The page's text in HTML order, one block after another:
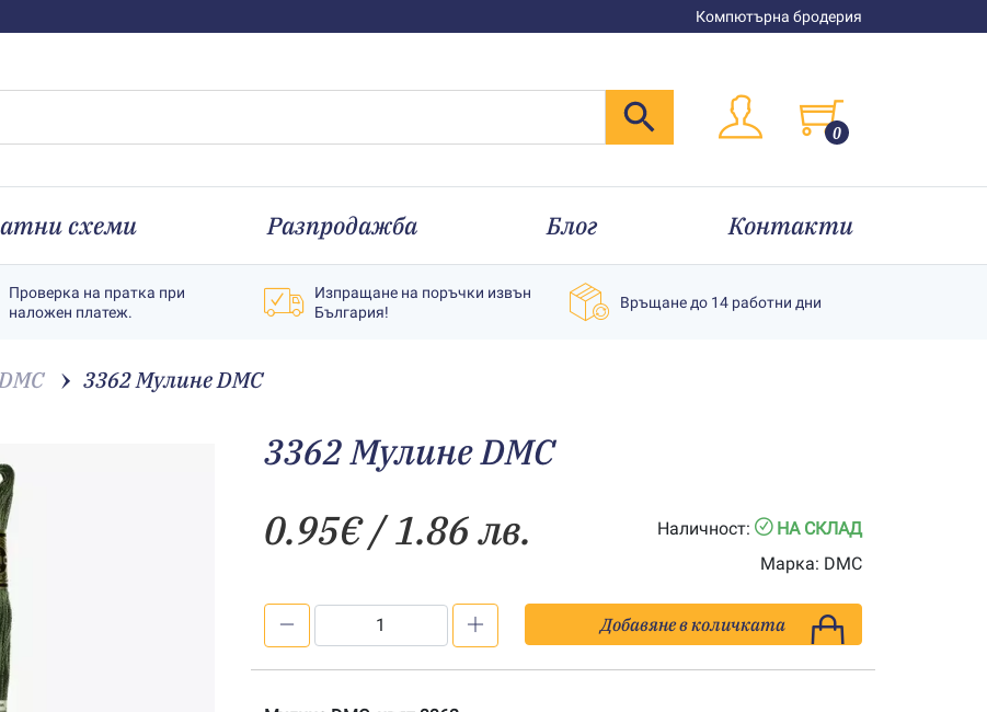
Компютърна бродерия
0
схеми Разпродажба Блог Контакти
Проверка на пратка при
наложен платеж.
Изпращане на поръчки извън
България!
Връщане до 14 работни дни
3362 Мулине DMC
3362 Мулине DMC
0.95€/ 1.86 лв. Наличност:
НА СКЛАД
Марка: DMC
Добавяне в количката